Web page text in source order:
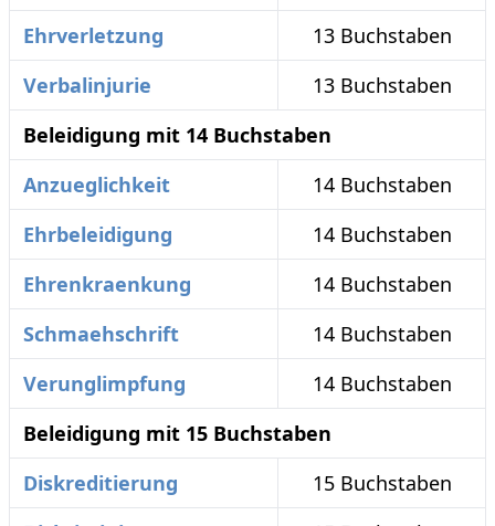
Ehrverletzung
13 Buchstaben
Verbalinjurie
13 Buchstaben
Beleidigung mit 14 Buchstaben
Anzueglichkeit
14 Buchstaben
Ehrbeleidigung
14 Buchstaben
Ehrenkraenkung
14 Buchstaben
Schmaehschrift
14 Buchstaben
Verunglimpfung
14 Buchstaben
Beleidigung mit 15 Buchstaben
Diskreditierung
15 Buchstaben